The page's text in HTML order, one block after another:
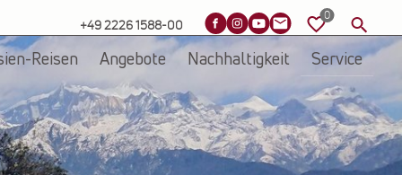
+49 2226 1588-00
Reisen Angebote Nachhaltigkeit Service